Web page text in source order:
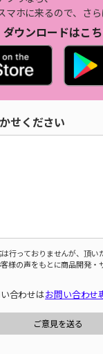
マホに来るので、さら
ダウンロードはこち
せください
行っておりませんが、頂い
様の声をもとに商品開発・
合わせはお問い合わせ